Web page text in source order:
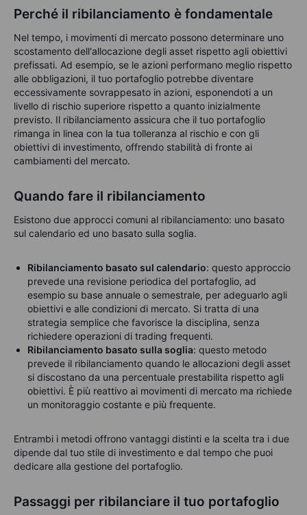
Perché il ribilanciamento è fondamentale
Nel tempo, i movimenti di mercato possono determinare uno
scostamento dell'allocazione degli asset rispetto agli obiettivi
prefissati. Ad esempio, se le azioni performano meglio rispetto
alle obbligazioni, il tuo portafoglio potrebbe diventare
eccessivamente sovrappesato in azioni, esponendoti a un
livello di rischio superiore rispetto a quanto inizialmente
previsto. Il ribilanciamento assicura che il tuo portafoglio
rimanga in linea con la tua tolleranza al rischio e con gli
obiettivi di investimento, offrendo stabilità di fronte ai
cambiamenti del mercato.
Quando fare il ribilanciamento
Esistono due approcci comuni al ribilanciamento: uno basato
sul calendario ed uno basato sulla soglia.
Ribilanciamento basato sul calendario: questo approccio
prevede una revisione periodica del portafoglio, ad
esempio su base annuale o semestrale, per adeguarlo agli
obiettivi e alle condizioni di mercato. Si tratta di una
strategia semplice che favorisce la disciplina, senza
richiedere operazioni di trading frequenti.
Ribilanciamento basato sulla soglia: questo metodo
prevede il ribilanciamento quando le allocazioni degli asset
si discostano da una percentuale prestabilita rispetto agli
obiettivi. È più reattivo ai movimenti di mercato ma richiede
un monitoraggio costante e più frequente.
Entrambi i metodi offrono vantaggi distinti e la scelta tra i due
dipende dal tuo stile di investimento e dal tempo che puoi
dedicare alla gestione del portafoglio.
Passaggi per ribilanciare il tuo portafoglio